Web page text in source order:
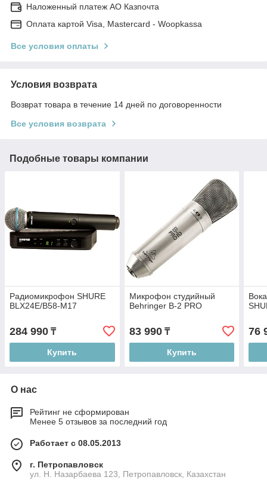
Наложенный платеж АО Казпочта
Оплата картой Visa, Mastercard - Woopkassa
Все условия оплаты
Условия возврата
Возврат товара в течение 14 дней по договоренности
Все условия возврата
Подобные товары компании
Радиомикрофон SHURE
BLX24E/B58-M17
284 990 ₸
Купить
Микрофон студийный
Behringer B-2 PRO
83 990₸
Купить
76
О нас
Рейтинг не сформирован
Менее 5 отзывов за последний год
Работает с 08.05.2013
г. Петропавловск
ул. Н. Назарбаева 123, Петропавловск, Казахстан